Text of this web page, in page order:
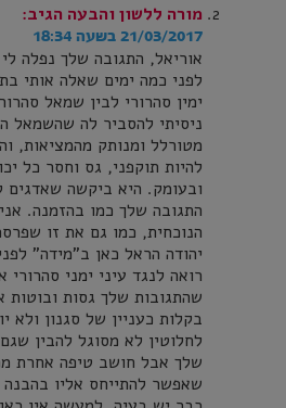
מורה ללשון והבעה הגיב:
21/03/2017 בשעה 18:34
אוריאל, התגובה שלך נפלה
לפני כמה ימים שאלה אותי
ימין סהרורי לבין שמאל
ניסיתי להסביר לה שהשמאל
מטורלל ומנותק מהמציאות,
להיות תוקפני, גס וחסר כל
ובעומק. היא ביקשה שאדגים
התגובה שלך כמו בהזמנה.
הנוכחית, כמו גם את זו
יהודה הראל כאן ב"מידה"
רואה לנגד עיני ימני סהרורי
שהתגובות שלך גסות ובוטות
בקלות כעניין של סגנון
לחלוטין לא מסוגל להבין
שלך אבל חושב טיפה אחרת
שאפשר להתייחס אליו בהבנה